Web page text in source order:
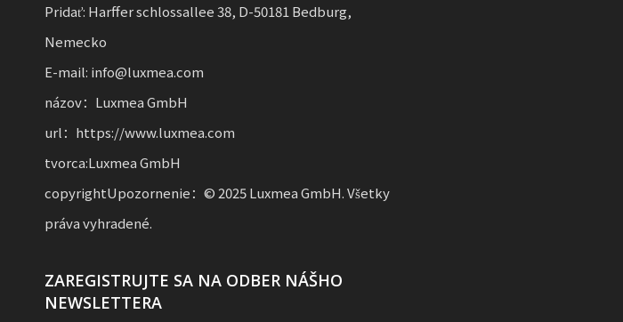
Pridať: Harffer schlossallee 38, D-50181 Bedburg,
Nemecko
E-mail: info@luxmea.com
názov：Luxmea GmbH
url：https://www.luxmea.com
tvorca:Luxmea GmbH
copyrightUpozornenie：© 2025 Luxmea GmbH. Všetky
práva vyhradené.
ZAREGISTRUJTE SA NA ODBER NÁŠHO
NEWSLETTERA